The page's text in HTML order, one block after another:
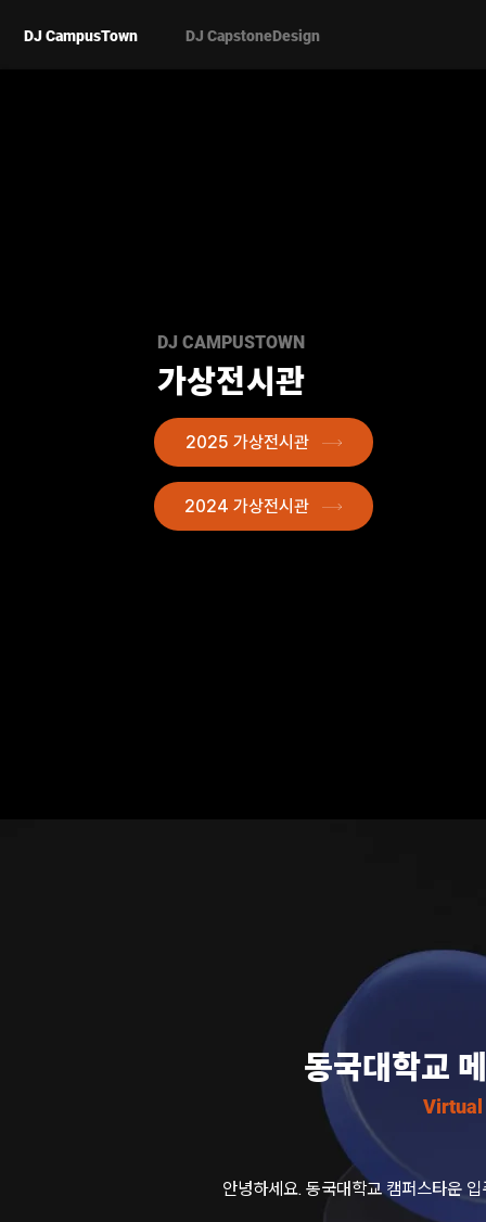
DJ CampusTown DJ CapstoneDesign
2025 가상전시관
가상전시관
DJ CAMPUSTOWN
2024 가상전시관
동국대학교
Virtual
안녕하세요. 동국대학교 캠퍼스타운